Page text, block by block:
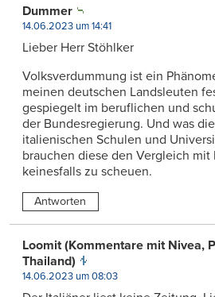
Dummer
14.06.2023 um 14:41
Lieber Herr Stöhlker
Volksverdummung ist ein
meinen deutschen Landsleuten
gespiegelt im beruflichen und
der Bundesregierung. Und was
italienischen Schulen und
brauchen diese den Vergleich mit
keinesfalls zu scheuen.
Antworten
Loomit (Kommentare mit Nivea,
Thailand)
14.06.2023 um 08:03